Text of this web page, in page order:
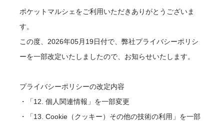
ポケットマルシェをご利用いただきありがとうございま
す。
この度、2026年05月19日付で、弊社プライバシーポリシ
ーを一部改定いたしましたので、お知らせいたします。
プライバシーポリシーの改定内容
・「12. 個人関連情報」を一部変更
・「13. Cookie（クッキー）その他の技術の利用」を一部